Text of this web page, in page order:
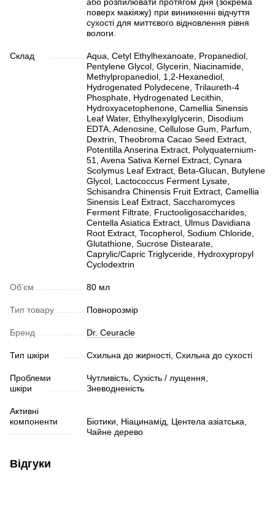
поверх макіяжу) при виникненні відчуття
сухості для миттєвого відновлення рівня
вологи.
Склад
Aqua, Cetyl Ethylhexanoate, Propanediol,
Pentylene Glycol, Glycerin, Niacinamide,
Methylpropanediol, 1,2-Hexanediol,
Hydrogenated Polydecene, Trilaureth-4
Phosphate, Hydrogenated Lecithin,
Hydroxyacetophenone, Camellia Sinensis
Leaf Water, Ethylhexylglycerin, Disodium
EDTA, Adenosine, Cellulose Gum, Parfum,
Dextrin, Theobroma Cacao Seed Extract,
Potentilla Anserina Extract, Polyquaternium-
51, Avena Sativa Kernel Extract, Cynara
Scolymus Leaf Extract, Beta-Glucan, Butylene
Glycol, Lactococcus Ferment Lysate,
Schisandra Chinensis Fruit Extract, Camellia
Sinensis Leaf Extract, Saccharomyces
Ferment Filtrate, Fructooligosaccharides,
Centella Asiatica Extract, Ulmus Davidiana
Root Extract, Tocopherol, Sodium Chloride,
Glutathione, Sucrose Distearate,
Caprylic/Capric Triglyceride, Hydroxypropyl
Cyclodextrin
Обʼєм 80 мл
Тип товару Повнорозмір
Бренд Dr. Ceuracle
Тип шкіри Схильна до жирності, Схильна до сухості
Проблеми
шкіри
Чутливість, Сухість / лущення,
Зневодненість
Активні
компоненти
Біотики, Ніацинамід, Центела азіатська,
Чайне дерево
Відгуки